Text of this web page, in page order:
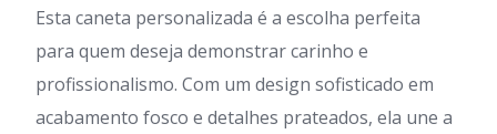
Esta caneta personalizada é a escolha perfeita
para quem deseja demonstrar carinho e
profissionalismo. Com um design sofisticado em
acabamento fosco e detalhes prateados, ela une a